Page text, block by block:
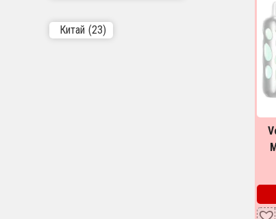
Китай (23)